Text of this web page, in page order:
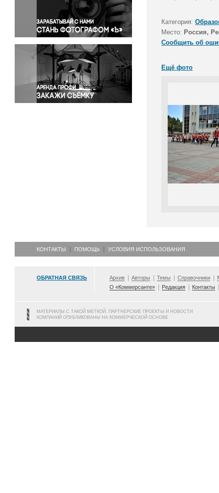
Правосудие
Происшествия и конфликты
Религия
Светская жизнь
Спорт
Экология
Экономика и бизнес
Категория:
Место: Россия,
Сообщить об
Ещё фото
КОНТАКТЫ ПОМОЩЬ УСЛОВИЯ ИСПОЛЬЗОВАНИЯ
ОБРАТНАЯ СВЯЗЬ Архив Авторы Темы Справочники
О «Коммерсанте»
Редакция Контакты
МАТЕРИАЛЫ С ТАКОЙ МЕТКОЙ, ПАРТНЕРСКИЕ ПРОЕКТЫ И НОВОСТИ
КОМПАНИЙ ОПУБЛИКОВАНЫ НА КОММЕРЧЕСКОЙ ОСНОВЕ